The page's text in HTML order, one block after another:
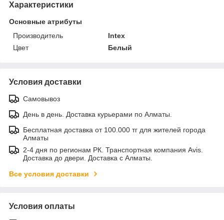
Характеристики
Основные атрибуты
Производитель
Intex
Цвет
Белый
Условия доставки
Самовывоз
День в день. Доставка курьерами по Алматы.
Бесплатная доставка от 100.000 тг для жителей города
Алматы
2-4 дня по регионам РК. Транспортная компания Avis.
Доставка до двери. Доставка с Алматы.
Все условия доставки
Условия оплаты